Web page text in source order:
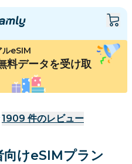
ルeSIM
料データを受け取
1909 件のレビュー
向けeSIMプラン